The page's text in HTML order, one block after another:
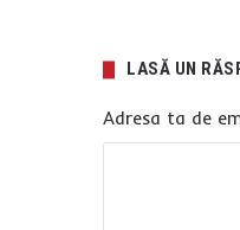
LASĂ UN
Adresa ta de